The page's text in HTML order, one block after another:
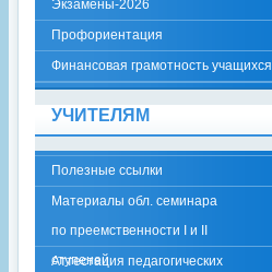
Экзамены-2026
Профориентация
Финансовая грамотность учащихся
УЧИТЕЛЯМ
Полезные ссылки
Материалы обл. семинара
по преемственности I и II
ступеней
Аттестация педагогических